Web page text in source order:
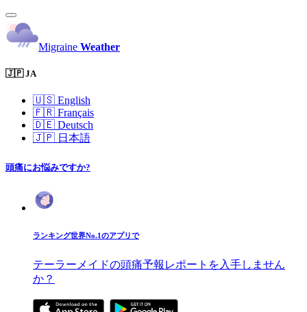
Migraine Weather
🇯🇵 JA
🇺🇸 English
🇫🇷 Français
🇩🇪 Deutsch
🇯🇵 日本語
頭痛にお悩みですか?
ランキング世界No.1のアプリで
テーラーメイドの頭痛予報レポートを入手しません
か？